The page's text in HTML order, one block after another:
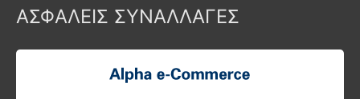
ΑΣΦΑΛΕΙΣ ΣΥΝΑΛΛΑΓΕΣ